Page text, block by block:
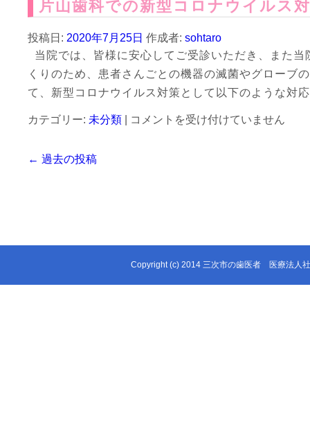
り
大
切！
「か
め
る
幸
を
片山歯科での新型コロナウイルス
投稿日: 2020年7月25日 作成者: sohtaro
当院では、皆様に安心してご受診いただき、また
くりのため、患者さんごとの機器の滅菌やグローブ
て、新型コロナウイルス対策として以下のような対
カテゴリー: 未分類
片
ナ
コメントを受け付けていません
← 過去の投稿
Copyright (c) 2014 三次市の歯医者 医療法人